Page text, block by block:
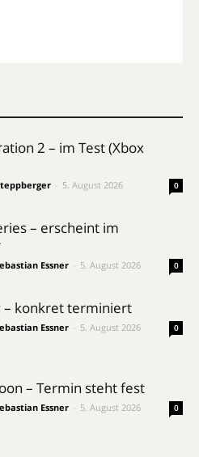
2 – im Test (Xbox
5. August 2026 0
– erscheint im
Essner 5. August 2026 0
– konkret terminiert
Essner 5. August 2026 0
– Termin steht fest
Essner 5. August 2026 0